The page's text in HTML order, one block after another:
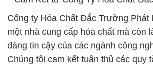
Công ty Hóa Chất Đắc Trường Phát
một nhà cung cấp hóa chất mà còn
đáng tin cậy của các ngành công
Chúng tôi cam kết tuân thủ các quy